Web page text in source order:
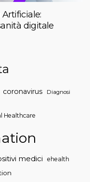
digitale
coronavirus Diagnosi
Healthcare
medici ehealth